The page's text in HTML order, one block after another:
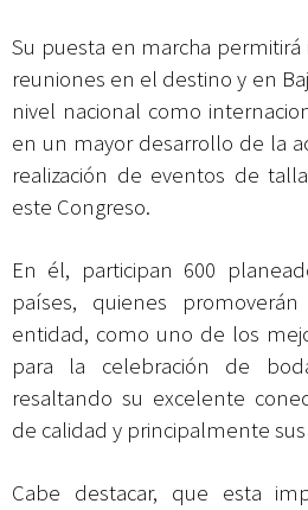
Su puesta en marcha
reuniones en el destino y en
nivel nacional como
en un mayor desarrollo de la
realización de eventos de
este Congreso.
En él, participan 600
países, quienes
entidad, como uno de los
para la celebración de
resaltando su excelente
de calidad y principalmente
Cabe destacar, que esta